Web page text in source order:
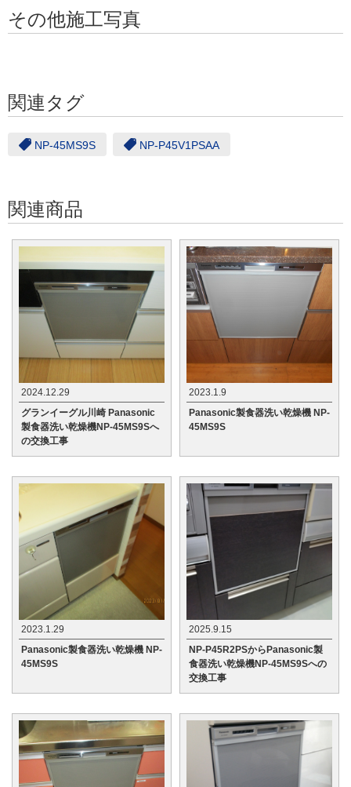
その他施工写真
関連タグ
NP-45MS9S NP-P45V1PSAA
関連商品
2024.12.29
グランイーグル川崎 Panasonic
製食器洗い乾燥機NP-45MS9Sへ
の交換工事
2023.1.9
Panasonic製食器洗い乾燥機 NP-
45MS9S
2023.1.29
Panasonic製食器洗い乾燥機 NP-
45MS9S
2025.9.15
NP-P45R2PSからPanasonic製
食器洗い乾燥機NP-45MS9Sへの
交換工事